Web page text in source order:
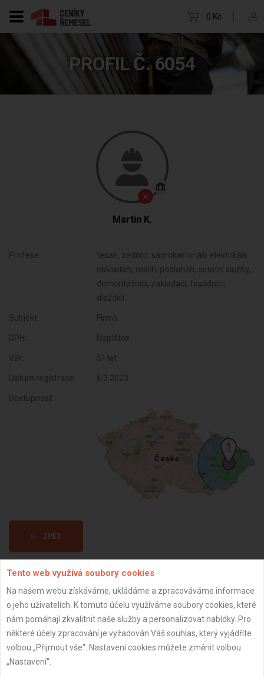
0 Kč
PROFIL Č. 6054
Martin K.
Profese:
tesaři, zedníci, sádrokartonáři, elektrikáři,
obkladači, malíři, podlaháři, ostatní služby,
demontážníci, zakladači, fasádníci,
dlaždiči
Subjekt: Firma
DPH: Neplátce
Věk: 51 let
Datum registrace: 6.3.2023
Dostupnost:
ZPĚT
Aktualizováno z portálu ARES dne 15.04.2024 08:04:10
Důležité informace
Tento web využívá soubory cookies
Na našem webu získáváme, ukládáme a zpracováváme informace
o jeho uživatelích. K tomuto účelu využíváme soubory cookies, které
nám pomáhají zkvalitnit naše služby a personalizovat nabídky. Pro
některé účely zpracování je vyžadován Váš souhlas, který vyjádříte
volbou „Přijmout vše“. Nastavení cookies můžete změnit volbou
„Nastavení“.